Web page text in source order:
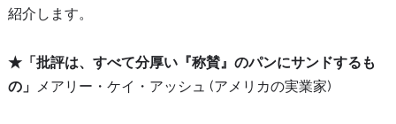
紹介します。
★「批評は、すべて分厚い『称賛』のパンにサンドするも
の」
メアリー・ケイ・アッシュ (アメリカの実業家)